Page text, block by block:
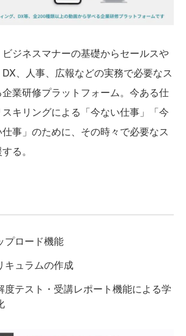
ジネスマナーの基礎からセールスや
、人事、広報などの実務で必要なス
業研修プラットフォーム。今ある仕
キリングによる「今ない仕事」「今
事」のために、その時々で必要なス
る。
プロード機能
キュラムの作成
度テスト・受講レポート機能による学